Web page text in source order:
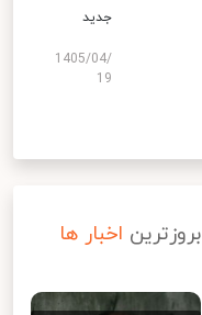
جدید
1405/04/
19
بروزترین اخبار ها